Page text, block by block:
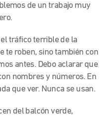
de un trabajo muy
tráfico terrible de la
te roben, sino también con
antes. Debo aclarar que
nombres y números. En
que ver. Nunca se usan.
del balcón verde,